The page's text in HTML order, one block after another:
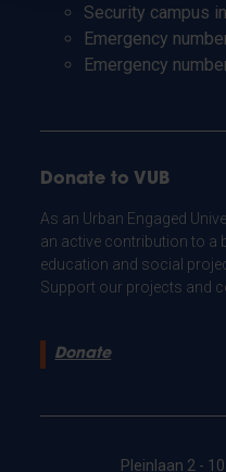
Security campus
Emergency
Emergency
Donate to VUB
As an Urban Engaged
an active contribution to a
education and social
Support our projects and
Donate
Pleinlaan 2 -